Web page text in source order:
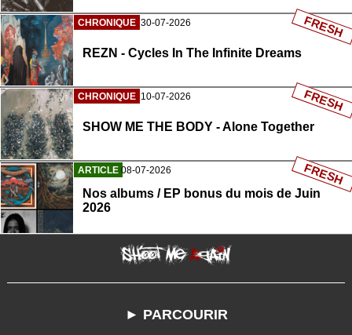
CHRONIQUE 30-07-2026
REZN - Cycles In The Infinite Dreams
FRESH
CHRONIQUE 10-07-2026
SHOW ME THE BODY - Alone Together
FRESH
ARTICLE 08-07-2026
Nos albums / EP bonus du mois de Juin
2026
FRESH
► PARCOURIR